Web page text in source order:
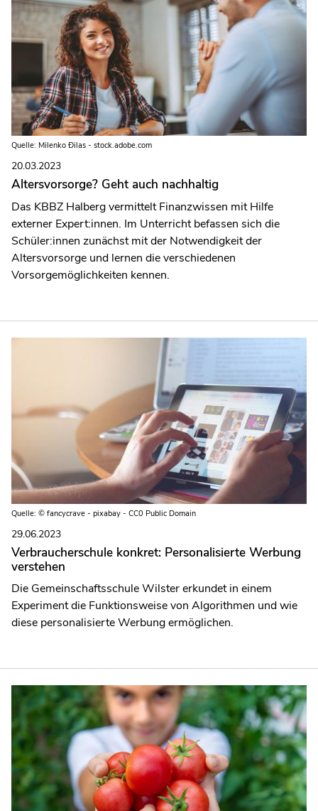
Quelle: Milenko Đilas - stock.adobe.com
20.03.2023
Altersvorsorge? Geht auch nachhaltig
Das KBBZ Halberg vermittelt Finanzwissen mit Hilfe
externer Expert:innen. Im Unterricht befassen sich die
Schüler:innen zunächst mit der Notwendigkeit der
Altersvorsorge und lernen die verschiedenen
Vorsorgemöglichkeiten kennen.
Quelle: © fancycrave - pixabay - CC0 Public Domain
29.06.2023
Verbraucherschule konkret: Personalisierte Werbung
verstehen
Die Gemeinschaftsschule Wilster erkundet in einem
Experiment die Funktionsweise von Algorithmen und wie
diese personalisierte Werbung ermöglichen.